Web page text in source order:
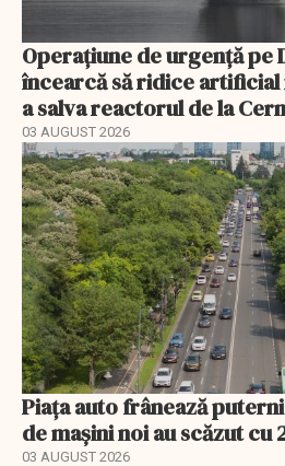
Operațiune de urgență pe
încearcă să ridice
a salva reactorul de la
03 AUGUST 2026
Piața auto frânează
de mașini noi au scăzut cu
03 AUGUST 2026